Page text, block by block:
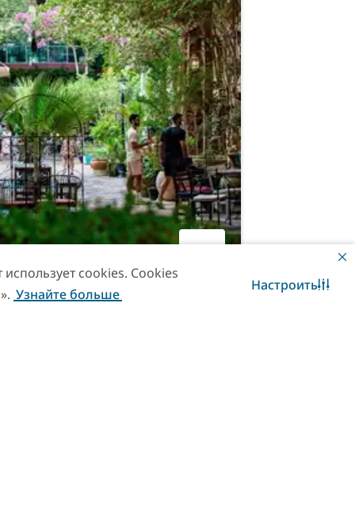
cookies. Cookies
Узнайте больше
Настроить
Свяжитесь с нами